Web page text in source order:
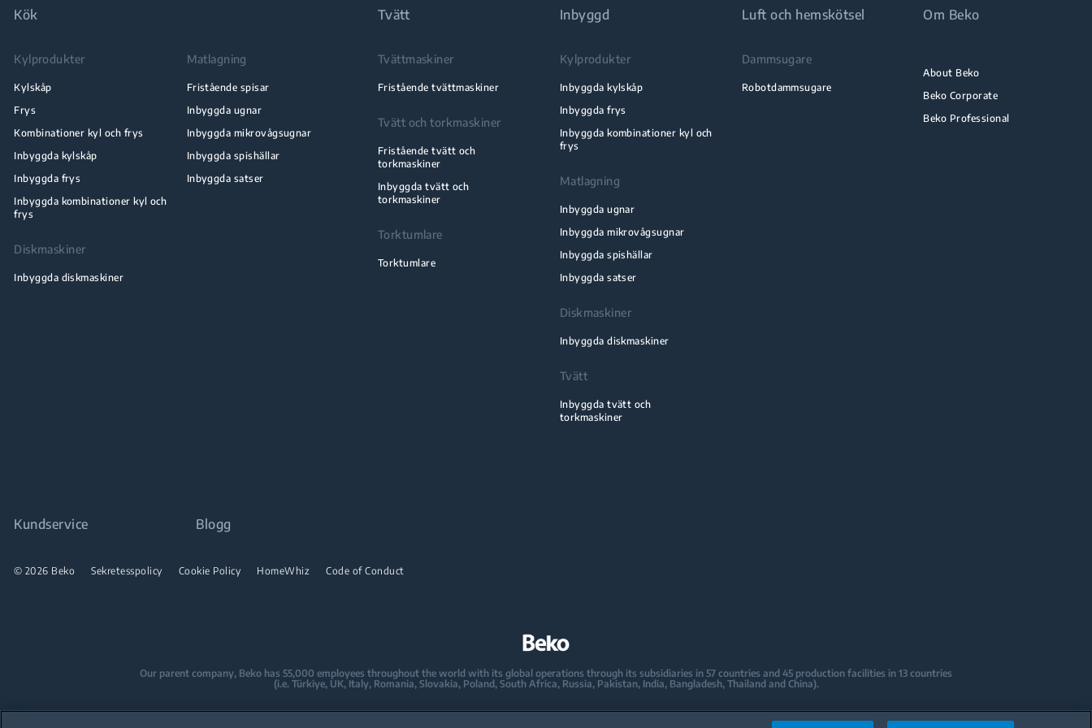
Kök
Kylprodukter
Kylskåp
Frys
Kombinationer kyl och frys
Inbyggda kylskåp
Inbyggda frys
Inbyggda kombinationer kyl och
frys
Matlagning
Fristående spisar
Inbyggda ugnar
Inbyggda mikrovågsugnar
Inbyggda spishällar
Inbyggda satser
Diskmaskiner
Inbyggda diskmaskiner
Tvätt
Tvättmaskiner
Fristående tvättmaskiner
Tvätt och torkmaskiner
Fristående tvätt och
torkmaskiner
Inbyggda tvätt och
torkmaskiner
Torktumlare
Torktumlare
Inbyggd
Kylprodukter
Inbyggda kylskåp
Inbyggda frys
Inbyggda kombinationer kyl och
frys
Matlagning
Inbyggda ugnar
Inbyggda mikrovågsugnar
Inbyggda spishällar
Inbyggda satser
Diskmaskiner
Inbyggda diskmaskiner
Tvätt
Inbyggda tvätt och
torkmaskiner
Luft och hemskötsel
Dammsugare
Robotdammsugare
Om Beko
About Beko
Beko Corporate
Beko Professional
Kundservice Blogg
© 2026 Beko Sekretesspolicy Cookie Policy HomeWhiz Code of Conduct
Our parent company, Beko has 55,000 employees throughout the world with its global operations through its subsidiaries in 57 countries and 45 production facilities in 13 countries
(i.e. Türkiye, UK, Italy, Romania, Slovakia, Poland, South Africa, Russia, Pakistan, India, Bangladesh, Thailand and China).
Beko became the largest white goods company in Europe with its market share (based on volumes). Beko’s 31 R&D and Design Centers & Offices across the globe